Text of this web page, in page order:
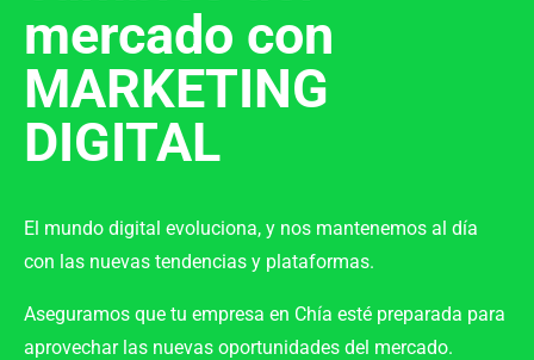
mercado con
MARKETING
DIGITAL
El mundo digital evoluciona, y nos mantenemos al día
con las nuevas tendencias y plataformas.
Aseguramos que tu empresa en Chía esté preparada para
aprovechar las nuevas oportunidades del mercado.